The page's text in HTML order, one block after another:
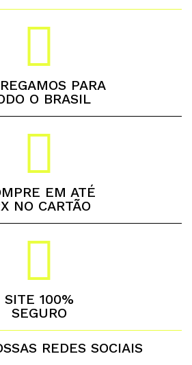
PARA
O BRASIL
EM ATÉ
NO CARTÃO
SITE 100%
SEGURO
REDES SOCIAIS